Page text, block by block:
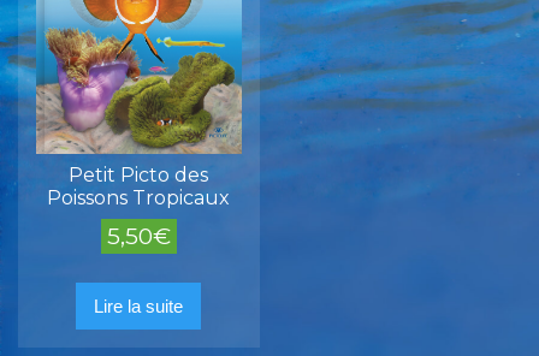
Petit Picto des
Poissons Tropicaux
5,50€
Lire la suite